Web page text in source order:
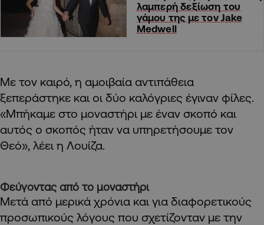
λαμπερή δεξίωση του
γάμου της με τον Jake
Medwell
Με τον καιρό, η αμοιβαία αντιπάθεια
ξεπεράστηκε και οι δύο καλόγριες έγιναν φίλες.
«Μπήκαμε στο μοναστήρι με έναν σκοπό και
αυτός ο σκοπός ήταν να υπηρετήσουμε τον
Θεό», λέει η Λουίζα.
Φεύγοντας από το μοναστήρι
Μετά από μερικά χρόνια και για διαφορετικούς
προσωπικούς λόγους που σχετίζονταν με την